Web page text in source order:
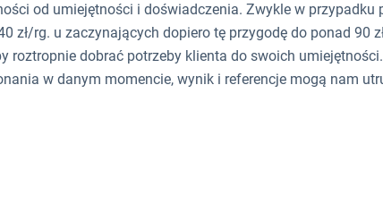
od umiejętności i doświadczenia. Zwykle w przypadku
zł/rg. u zaczynających dopiero tę przygodę do ponad 90
roztropnie dobrać potrzeby klienta do swoich
w danym momencie, wynik i referencje mogą nam